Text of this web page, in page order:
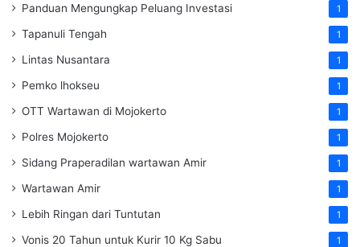
Panduan Mengungkap Peluang Investasi 1
Tapanuli Tengah 1
Lintas Nusantara 1
Pemko lhokseu 1
OTT Wartawan di Mojokerto 1
Polres Mojokerto 1
Sidang Praperadilan wartawan Amir 1
Wartawan Amir 1
Lebih Ringan dari Tuntutan 1
Vonis 20 Tahun untuk Kurir 10 Kg Sabu 1